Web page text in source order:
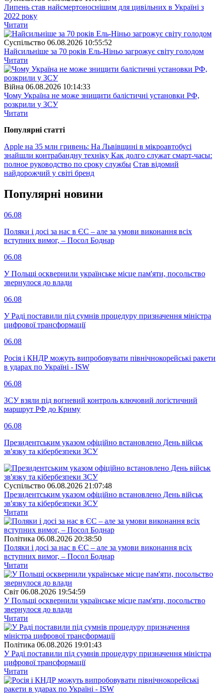
Липень став найсмертоноснішим для цивільних в Україні з
2022 року
Читати
Суспiльство 06.08.2026 10:55:52
Найсильніше за 70 років Ель-Ніньо загрожує світу голодом
Читати
Війна 06.08.2026 10:14:33
Чому Україна не може знищити балістичні установки РФ,
розкрили у ЗСУ
Читати
Популярнi статтi
Apple на 35 млн гривень: На Львівщині в мікроавтобусі
знайшли контрабандну техніку Как долго служат смарт-часы:
полное руководство по сроку службы Став відомий
найдорожчий у світі бренд
Популярнi новини
06.08
Поляки і досі за нас в ЄС – але за умови виконання всіх
вступних вимог, – Посол Боднар
06.08
У Польщі осквернили українське місце пам'яти, посольство
звернулося до влади
06.08
У Раді поставили під сумнів процедуру призначення міністра
цифрової трансформації
06.08
Росія і КНДР можуть випробовувати північнокорейські ракети
в ударах по Україні - ISW
06.08
ЗСУ взяли під вогневий контроль ключовий логістичний
маршрут РФ до Криму
06.08
Президентським указом офіційно встановлено День військ
зв'язку та кібербезпеки ЗСУ
Суспiльство 06.08.2026 21:07:48
Президентським указом офіційно встановлено День військ
зв'язку та кібербезпеки ЗСУ
Читати
Полiтика 06.08.2026 20:38:50
Поляки і досі за нас в ЄС – але за умови виконання всіх
вступних вимог, – Посол Боднар
Читати
Свiт 06.08.2026 19:54:59
У Польщі осквернили українське місце пам'яти, посольство
звернулося до влади
Читати
Полiтика 06.08.2026 19:01:43
У Раді поставили під сумнів процедуру призначення міністра
цифрової трансформації
Читати